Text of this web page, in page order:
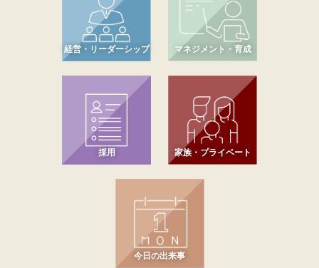
経営・リーダーシップ マネジメント・育成
採用 家族・プライベート
今日の出来事